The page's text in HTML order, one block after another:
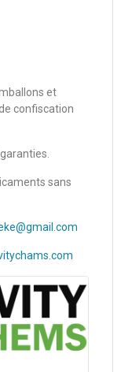
et
confiscation
sans